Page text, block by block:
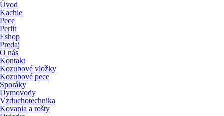
Úvod
Kachle
Pece
Perlit
Eshop
Predaj
O nás
Kontakt
Kozubové vložky
Kozubové pece
Sporáky
Dymovody
Vzduchotechnika
Kovania a rošty